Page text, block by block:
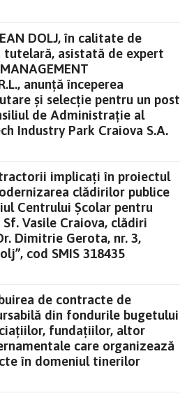
DOLJ, în calitate de
asistată de expert
anunţă începerea
şi selecţie pentru un post
de Administrație al
Industry Park Craiova S.A.
implicați în proiectul
clădirilor publice
Centrului Școlar pentru
Vasile Craiova, clădiri
Dimitrie Gerota, nr. 3,
cod SMIS 318435
de contracte de
din fondurile bugetului
fundațiilor, altor
care organizează
în domeniul tinerilor